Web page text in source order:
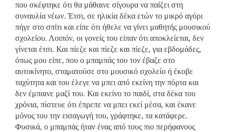
που σκέφτηκε ότι θα μάθαινε σίγουρα να παίζει στη
συναυλία νέων. Έτσι, σε ηλικία δέκα ετών το μικρό αγόρι
πήγε στο σπίτι και είπε ότι ήθελε να γίνει μαθητής μουσικού
σχολείου. Λοιπόν, οι γονείς του είπαν ότι αποκλείεται, δεν
γίνεται έτσι. Και πίεζε και πίεζε και πίεζε, για εβδομάδες,
όπως μου είπε, που ο μπαμπάς του τον έβαζε στο
αυτοκίνητο, σταματούσε στο μουσικό σχολείο ή έκοβε
ταχύτητα και του έλεγε να μπει από εκείνη την πόρτα και
δεν έμπαινε μαζί του. Και εκείνο το παιδί, στα δέκα του
χρόνια, πίστευε ότι έπρεπε να μπει εκεί μέσα, και έκανε
μόνος του την εισαγωγή του, γράφτηκε, τα κατάφερε.
Φυσικά, ο μπαμπάς ήταν ένας από τους πιο περήφανους